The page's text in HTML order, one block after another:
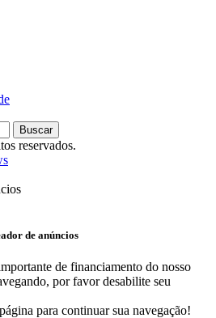
reservados.
de anúncios
de financiamento do nosso
por favor desabilite seu
para continuar sua navegação!